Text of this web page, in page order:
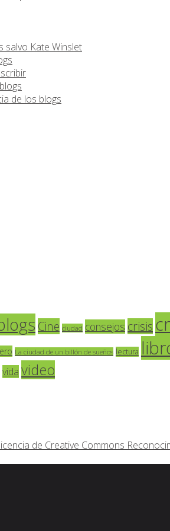
salvo Kate Winslet
de los blogs
Cine ciudad consejos crisis
La ciudad de un billón de sueños lectura
vida video
licencia de Creative Commons